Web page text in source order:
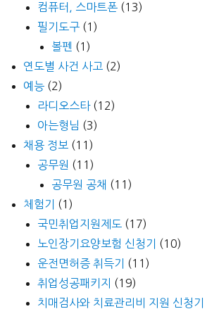
컴퓨터, 스마트폰 (13)
필기도구 (1)
볼펜 (1)
연도별 사건 사고 (2)
예능 (2)
라디오스타(12)
아는형님 (3)
채용 정보 (11)
공무원 (11)
공무원 공채 (11)
체험기
(1)
국민취업지원제도 (17)
노인장기요양보험 신청기
(10)
운전면허증 취득기
(11)
취업성공패키지
(19)
치매검사와 치료관리비 지원 신청기